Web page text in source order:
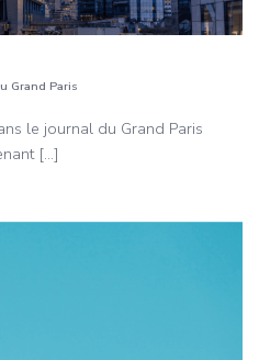
Grand Paris
le journal du Grand Paris
[…]